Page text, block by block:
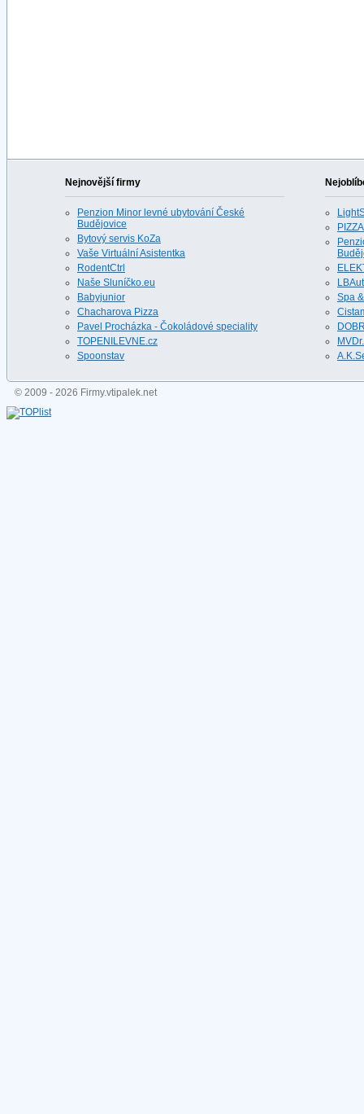
Nejnovější firmy
Penzion Minor levné ubytování České
Budějovice
Bytový servis KoZa
Vaše Virtuální Asistentka
RodentCtrl
Naše Sluníčko.eu
Babyjunior
Chacharova Pizza
Pavel Procházka - Čokoládové speciality
TOPENILEVNE.cz
Spoonstav
Spa
© 2009 - 2026 Firmy.vtipalek.net